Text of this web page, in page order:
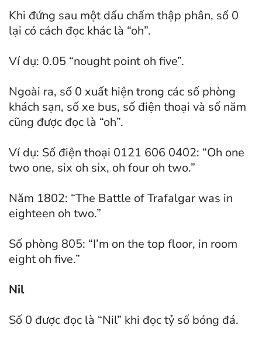
Khi đứng sau một dấu chấm thập phân, số 0
lại có cách đọc khác là “oh”.
Ví dụ: 0.05 “nought point oh five”.
Ngoài ra, số 0 xuất hiện trong các số phòng
khách sạn, số xe bus, số điện thoại và số năm
cũng được đọc là “oh”.
Ví dụ: Số điện thoại 0121 606 0402: “Oh one
two one, six oh six, oh four oh two.”
Năm 1802: “The Battle of Trafalgar was in
eighteen oh two.”
Số phòng 805: “I’m on the top floor, in room
eight oh five.”
Nil
Số 0 được đọc là “Nil” khi đọc tỷ số bóng đá.